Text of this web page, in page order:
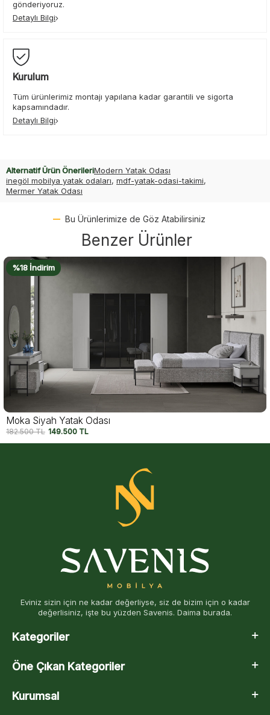
gönderiyoruz.
Detaylı Bilgi
Kurulum
Tüm ürünlerimiz montajı yapılana kadar garantili ve sigorta
kapsamındadır.
Detaylı Bilgi
Alternatif Ürün ÖnerileriModern Yatak Odası
inegöl mobilya yatak odaları, mdf-yatak-odasi-takimi,
Mermer Yatak Odası
Bu Ürünlerimize de Göz Atabilirsiniz
Benzer Ürünler
%18 İndirim
Moka Siyah Yatak Odası
182.500TL 149.500 TL
Eviniz sizin için ne kadar değerliyse, siz de bizim için o kadar
değerlisiniz, işte bu yüzden Savenis. Daima burada.
Kategoriler
Öne Çıkan Kategoriler
Kurumsal